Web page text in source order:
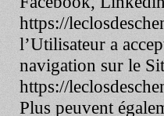
https://
l’Utilisateur a
navigation sur le
https://
Plus peuvent